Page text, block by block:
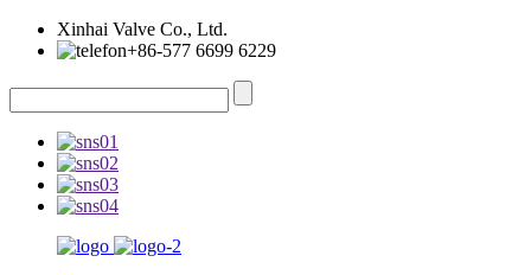
Xinhai Valve Co., Ltd.
+86-577 6699 6229